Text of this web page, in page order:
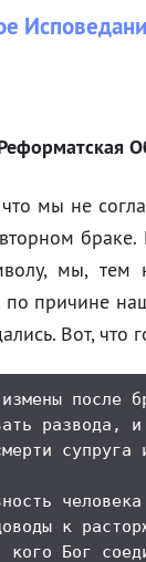
что мы не
мы, тем
причине
Вот, что
после
развода,
супруга
к
кого Бог